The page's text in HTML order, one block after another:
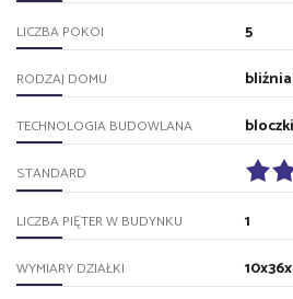
LICZBA POKOI 5
RODZAJ DOMU
TECHNOLOGIA BUDOWLANA
STANDARD
LICZBA PIĘTER W BUDYNKU 1
WYMIARY DZIAŁKI